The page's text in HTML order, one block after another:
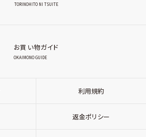
TORINOHITO NI TSUITE
お買い物ガイド
OKAIMONO GUIDE
利用規約
返金ポリシー